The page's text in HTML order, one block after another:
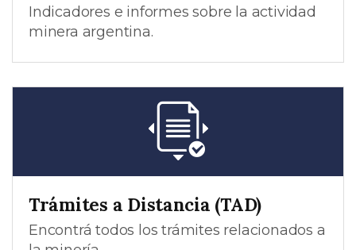
Indicadores e informes sobre la actividad
minera argentina.
Trámites a Distancia (TAD)
Encontrá todos los trámites relacionados a